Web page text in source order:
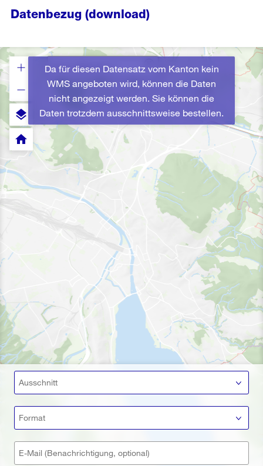
Datenbezug (download)
Da für diesen Datensatz vom Kanton kein
WMS angeboten wird, können die Daten
nicht angezeigt werden. Sie können die
Daten trotzdem ausschnittsweise bestellen.
layers
home
Ausschnitt
Format
E-Mail (Benachrichtigung, optional)